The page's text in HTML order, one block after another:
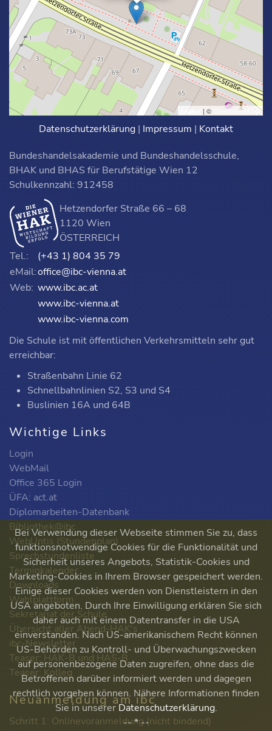
Leaflet | © OpenStreetMap
Datenschutzerklärung | Impressum | Kontakt
Bundeshandelsakademie und Bundeshandelsschule,
BHAK und BHAS für Berufstätige Wien 12
Schulkennzahl: 912458
Hetzendorfer Straße 66 – 68
1120 Wien
ÖSTERREICH
Tel.:
(+43 1) 804 35 79
eMail:office@ibc-vienna.at
Web: www.ibc.ac.at
www.ibc-vienna.at
www.ibc-vienna.com
Die Schule ist mit öffentlichen Verkehrsmitteln sehr gut
erreichbar:
Straßenbahn Linie 62
Schnellbahnlinien S2, S3 und S4
Buslinien 16A und 64B
Wichtige Links
Login
WebMail
Office 365 Login
ÜFA: act.at
Diplomarbeiten-Datenbank
Bibliothek@ibc
WebUntis (Stundenplan)
Sprechstundenliste
Terminkalender
Downloads
Wahlplattform
Sekretariat der Schule
Übersicht aller Abend-HAK's
ibc-Newsletter
Teaser: HAK-B und HAS-B
Teaser: Kolleg
Neuanmeldung am ibc
Schritt 1: Onlinevoranmeldung (nicht bindend)
Bei Verwendung dieser Webseite stimmen Sie zu, dass
funktionsnotwendige Cookies für die Funktionalität und
Sicherheit unseres Angebots, Statistik-Cookies und
Marketing-Cookies in Ihrem Browser gespeichert werden.
Einige dieser Cookies werden von Dienstleistern in den
USA angeboten. Durch Ihre Einwilligung erklären Sie sich
daher auch mit einem Datentransfer in die USA
einverstanden. Nach US-amerikanischem Recht können
US-Behörden zu Kontroll- und Überwachungszwecken
auf personenbezogene Daten zugreifen, ohne dass die
Betroffenen darüber informiert werden und dagegen
rechtlich vorgehen können. Nähere Informationen finden
Sie in unsererDatenschutzerklärung.
-- * --